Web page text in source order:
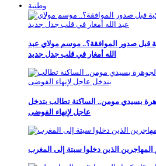
وطنية
قبل صدور الموافقة؟.. موسم مولاي عبد
الله أمغار في قلب جدل جديد
بسيدي مومن.. الساكنة تطالب بتدخل
عاجل لإنهاء الفوضى
المهاجرين الذين دخلوا سبتة إلى المغرب